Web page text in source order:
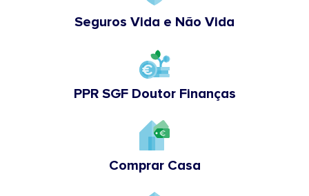
Seguros Vida e Não Vida
PPR SGF Doutor Finanças
Comprar Casa